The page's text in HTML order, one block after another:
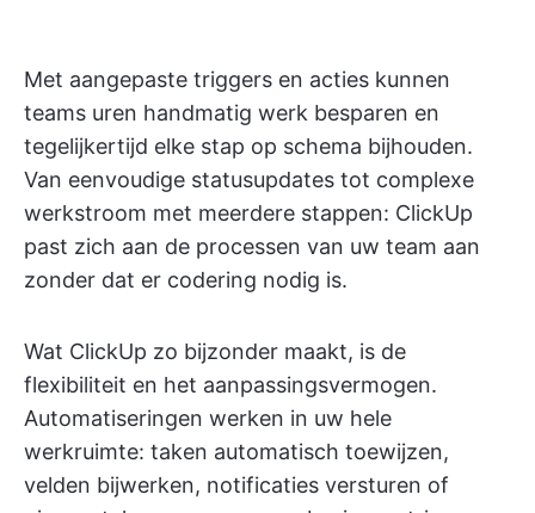
Met aangepaste triggers en acties kunnen
teams uren handmatig werk besparen en
tegelijkertijd elke stap op schema bijhouden.
Van eenvoudige statusupdates tot complexe
werkstroom met meerdere stappen: ClickUp
past zich aan de processen van uw team aan
zonder dat er codering nodig is.
Wat ClickUp zo bijzonder maakt, is de
flexibiliteit en het aanpassingsvermogen.
Automatiseringen werken in uw hele
werkruimte: taken automatisch toewijzen,
velden bijwerken, notificaties versturen of